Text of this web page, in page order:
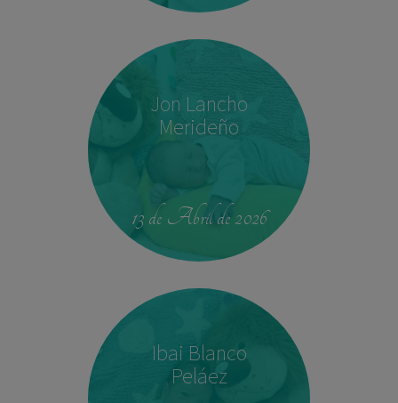
Jon Lancho
Merideño
13 de Abril de 2026
Ibai Blanco
Peláez